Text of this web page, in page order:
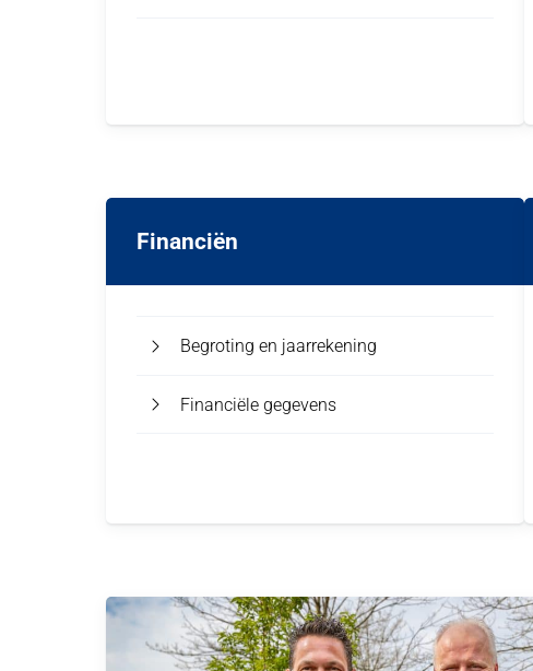
Financiën
Begroting en jaarrekening
Financiële gegevens